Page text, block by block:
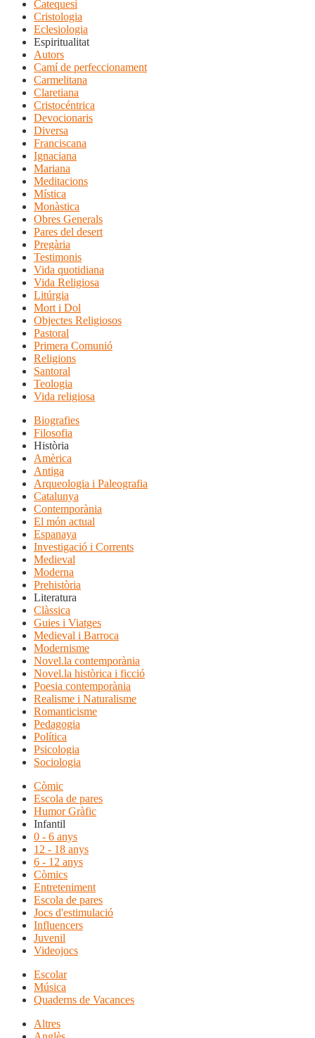
Catequesi
Cristologia
Eclesiologia
Espiritualitat
Autors
Camí de perfeccionament
Carmelitana
Claretiana
Cristocéntrica
Devocionaris
Diversa
Franciscana
Ignaciana
Mariana
Meditacions
Mística
Monàstica
Obres Generals
Pares del desert
Pregària
Testimonis
Vida quotidiana
Vida Religiosa
Litúrgia
Mort i Dol
Objectes Religiosos
Pastoral
Primera Comunió
Religions
Santoral
Teologia
Vida religiosa
Biografies
Filosofia
Història
Amèrica
Antiga
Arqueologia i Paleografia
Catalunya
Contemporània
El món actual
Espanaya
Investigació i Corrents
Medieval
Moderna
Prehistòria
Literatura
Clàssica
Guies i Viatges
Medieval i Barroca
Modernisme
Novel.la contemporània
Novel.la històrica i ficció
Poesia contemporània
Realisme i Naturalisme
Romanticisme
Pedagogia
Política
Psicologia
Sociologia
Còmic
Escola de pares
Humor Gràfic
Infantil
0 - 6 anys
12 - 18 anys
6 - 12 anys
Còmics
Entreteniment
Escola de pares
Jocs d'estimulació
Influencers
Juvenil
Videojocs
Escolar
Música
Quaderns de Vacances
Altres